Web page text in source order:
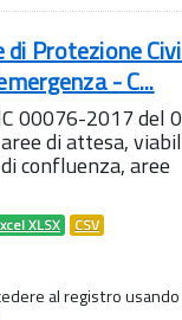
di Protezione
- C...
00076-2017 del
di attesa,
confluenza, aree
XLSX CSV
al registro